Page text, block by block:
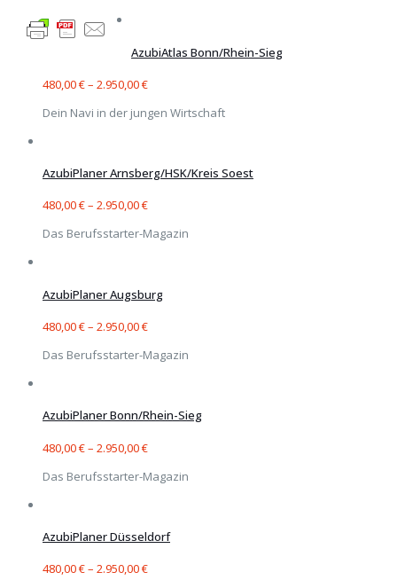
AzubiAtlas Bonn/Rhein-Sieg
480,00€– 2.950,00€
Dein Navi in der jungen Wirtschaft
AzubiPlaner Arnsberg/HSK/Kreis Soest
480,00€– 2.950,00€
Das Berufsstarter-Magazin
AzubiPlaner Augsburg
480,00€– 2.950,00€
Das Berufsstarter-Magazin
AzubiPlaner Bonn/Rhein-Sieg
480,00€– 2.950,00€
Das Berufsstarter-Magazin
AzubiPlaner Düsseldorf
480,00€– 2.950,00€